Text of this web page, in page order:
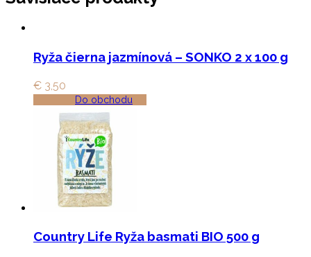
Ryža čierna jazmínová – SONKO 2 x 100 g
€ 3,50
Do obchodu
Country Life Ryža basmati BIO 500 g